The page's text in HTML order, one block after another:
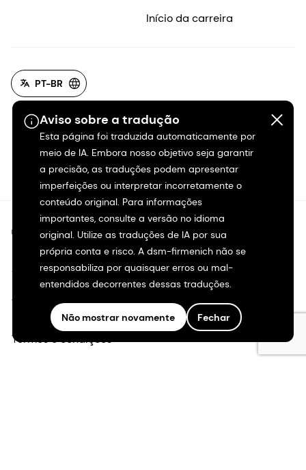
Aviso sobre a tradução
Esta página foi traduzida automaticamente por
meio de IA. Embora nosso objetivo seja garantir
a precisão, as traduções podem apresentar
imperfeições ou interpretar incorretamente o
conteúdo original. Para informações
importantes, consulte a versão no idioma
original. Utilize as traduções de IA por sua
própria conta e risco. A dsm-firmenich não se
responsabiliza por quaisquer erros ou mal-
entendidos decorrentes dessas traduções.
Não mostrar novamente Fechar
Início da carreira
PT-BR
©2026 dsm-firmenich. Todos os direitos reservados.
Aviso de privacidade
Termos de uso
Termos e condições